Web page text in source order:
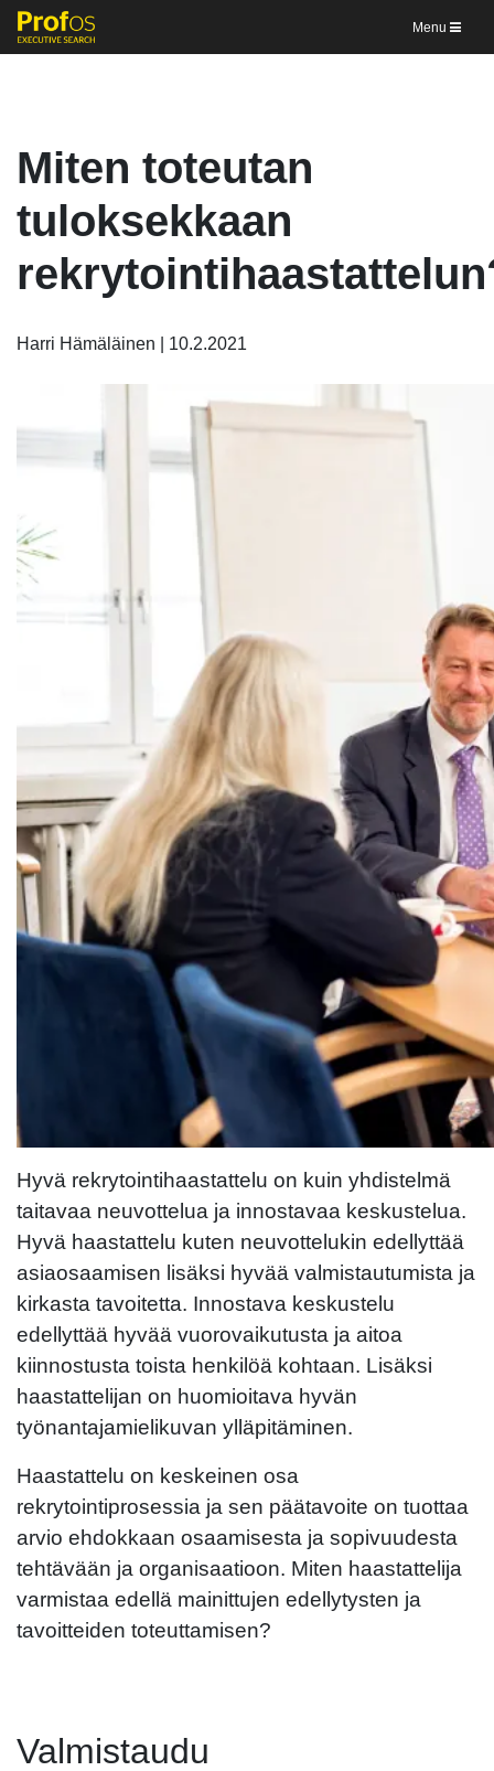
Menu
Miten toteutan
tuloksekkaan
Harri Hämäläinen | 10.2.2021
Hyvä rekrytointihaastattelu on kuin yhdistelmä
taitavaa neuvottelua ja innostavaa keskustelua.
Hyvä haastattelu kuten neuvottelukin edellyttää
asiaosaamisen lisäksi hyvää valmistautumista ja
kirkasta tavoitetta. Innostava keskustelu
edellyttää hyvää vuorovaikutusta ja aitoa
kiinnostusta toista henkilöä kohtaan. Lisäksi
haastattelijan on huomioitava hyvän
työnantajamielikuvan ylläpitäminen.
Haastattelu on keskeinen osa
rekrytointiprosessia ja sen päätavoite on tuottaa
arvio ehdokkaan osaamisesta ja sopivuudesta
tehtävään ja organisaatioon. Miten haastattelija
varmistaa edellä mainittujen edellytysten ja
tavoitteiden toteuttamisen?
Valmistaudu